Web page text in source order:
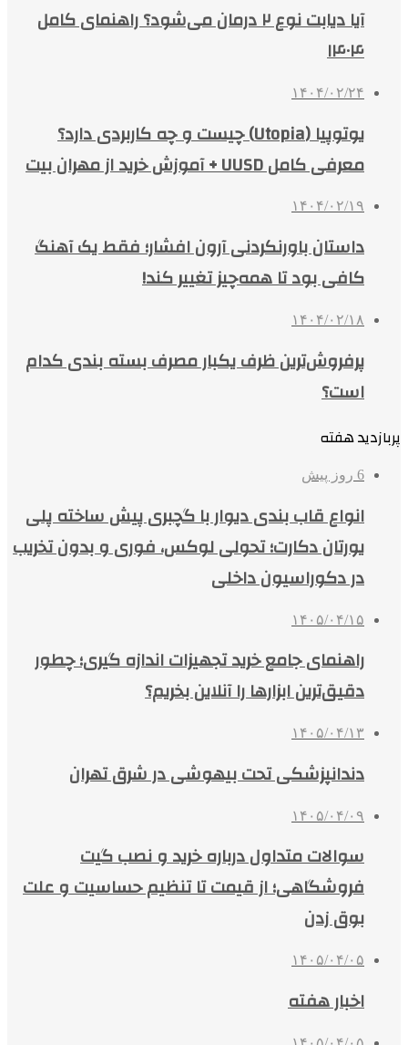
آیا دیابت نوع ۲ درمان می‌شود؟ راهنمای کامل
۱۴۰۴
۱۴۰۴/۰۲/۲۴
یوتوپیا (Utopia) چیست و چه کاربردی دارد؟
معرفی کامل UUSD + آموزش خرید از مهران بیت
۱۴۰۴/۰۲/۱۹
داستان باورنکردنی آرون افشار؛ فقط یک آهنگ
کافی بود تا همه‌چیز تغییر کند!
۱۴۰۴/۰۲/۱۸
پرفروش‌ترین ظرف یکبار مصرف بسته بندی کدام
است؟
پربازدید هفته
6 روز پیش
انواع قاب بندی دیوار با گچبری پیش ساخته پلی
یورتان دکارت؛ تحولی لوکس، فوری و بدون تخریب
در دکوراسیون داخلی
۱۴۰۵/۰۴/۱۵
راهنمای جامع خرید تجهیزات اندازه گیری؛ چطور
دقیق‌ترین ابزارها را آنلاین بخریم؟
۱۴۰۵/۰۴/۱۳
دندانپزشکی تحت بیهوشی در شرق تهران
۱۴۰۵/۰۴/۰۹
سوالات متداول درباره خرید و نصب گیت
فروشگاهی؛ از قیمت تا تنظیم حساسیت و علت
بوق زدن
۱۴۰۵/۰۴/۰۵
اخبار هفته